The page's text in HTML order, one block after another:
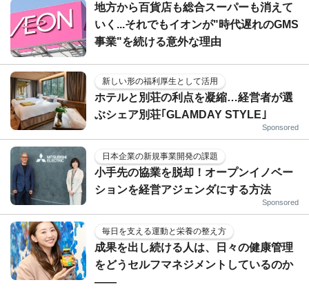
地方から百貨店も総合スーパーも消えて
いく...それでもイオンが"時代遅れのGMS
事業"を続ける意外な理由
新しい形の福利厚生として活用
ホテルと別荘の利点を凝縮…経営者が選
ぶシェア別荘｢GLAMDAY STYLE｣
Sponsored
日本企業の新規事業開発の課題
小手先の協業を脱却！オープンイノベー
ションを経営アジェンダにする方法
Sponsored
毎日を支える運動と栄養の整え方
成果を出し続ける人は、日々の健康管理
をどうセルフマネジメントしているのか
——